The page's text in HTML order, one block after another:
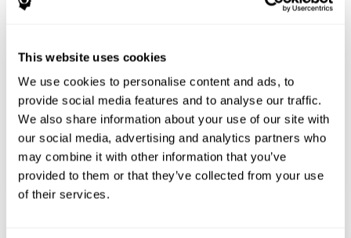
This website uses cookies
We use cookies to personalise content and ads, to
provide social media features and to analyse our traffic.
We also share information about your use of our site with
our social media, advertising and analytics partners who
may combine it with other information that you’ve
provided to them or that they’ve collected from your use
of their services.
períodos de baixo tráfego.
A AWS não apenas nos fornece ferramentas
fantásticas para criar um plano de
armazenamento de dados poderoso, eficiente
e flexível, mas graças ao WAF (Web
Application Firewall) da Amazon, podemos
garantir que nossos aplicativos da web
estejam protegidos contra ameaças online.